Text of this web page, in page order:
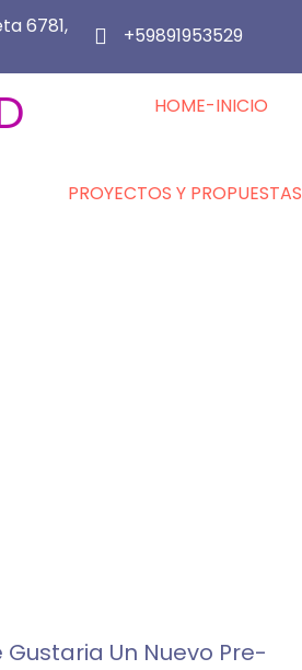
6781,
+59891953529
HOME-INICIO
PROYECTOS Y PROPUESTAS
Gustaria Un Nuevo Pre-